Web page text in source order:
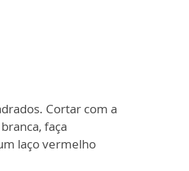
Cortar com a
faça
laço vermelho